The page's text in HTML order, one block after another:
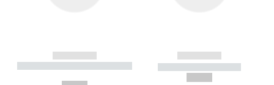
------------
----------- ----------- --------
------------
----------- -----------